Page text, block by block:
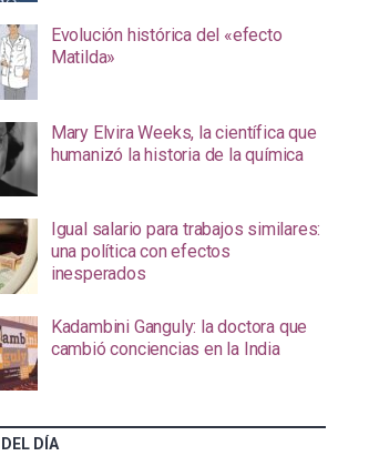
Evolución histórica del «efecto
Matilda»
Mary Elvira Weeks, la científica que
humanizó la historia de la química
Igual salario para trabajos similares:
una política con efectos
inesperados
Kadambini Ganguly: la doctora que
cambió conciencias en la India
DÍA